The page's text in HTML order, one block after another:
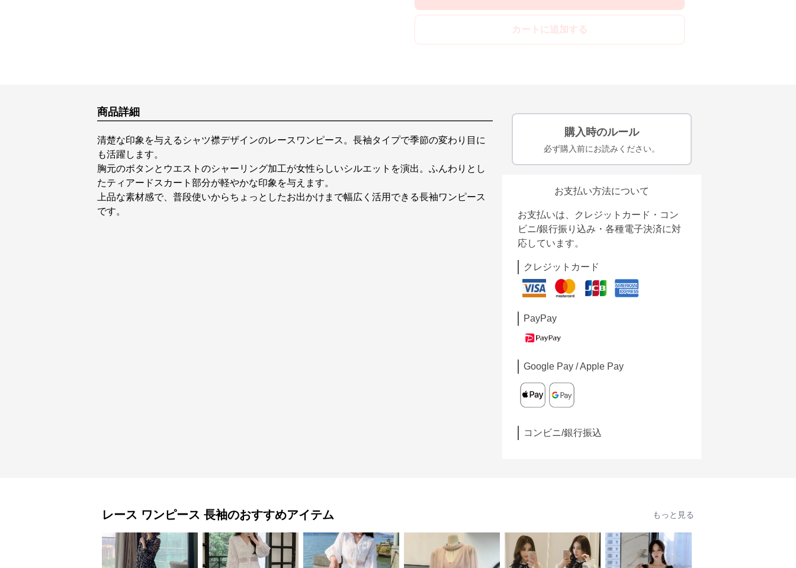
カートに追加する
商品詳細
清楚な印象を与えるシャツ襟デザインのレースワンピース。長袖タイプで季節の変わり目に
も活躍します。
胸元のボタンとウエストのシャーリング加工が女性らしいシルエットを演出。ふんわりとし
たティアードスカート部分が軽やかな印象を与えます。
上品な素材感で、普段使いからちょっとしたお出かけまで幅広く活用できる長袖ワンピース
です。
購入時のルール
必ず購入前にお読みください。
お支払い方法について
お支払いは、クレジットカード・コン
ビニ/銀行振り込み・各種電子決済に対
応しています。
クレジットカード
PayPay
Google Pay / Apple Pay
コンビニ/銀行振込
レース ワンピース 長袖のおすすめアイテム もっと見る